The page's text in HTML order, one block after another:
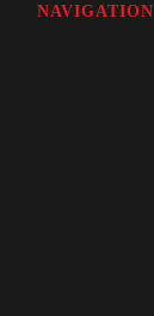
NAVIGATION